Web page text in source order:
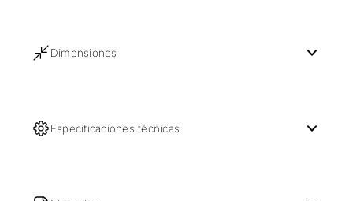
Dimensiones
Especificaciones técnicas